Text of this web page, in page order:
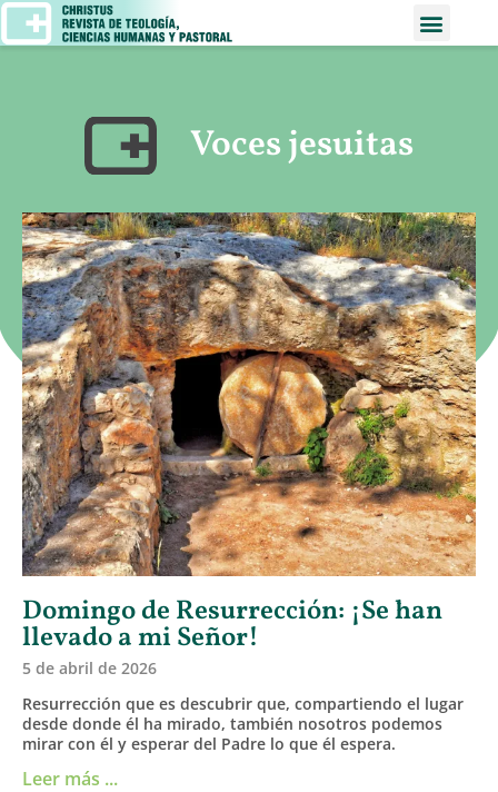
Voces jesuitas
Domingo de Resurrección: ¡Se han
llevado a mi Señor!
5 de abril de 2026
Resurrección que es descubrir que, compartiendo el lugar
desde donde él ha mirado, también nosotros podemos
mirar con él y esperar del Padre lo que él espera.
Leer más ...